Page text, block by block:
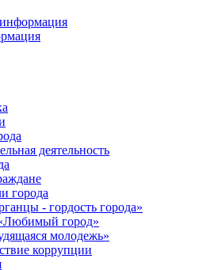
деятельность
города
- гордость города»
город»
молодежь»
коррупции